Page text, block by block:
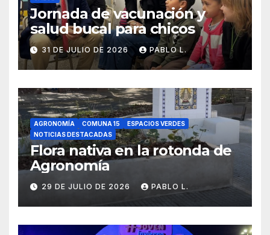
Jornada de vacunación y
salud bucal para chicos
31 DE JULIO DE 2026 PABLO L.
AGRONOMÍA COMUNA 15
ESPACIOS VERDES
NOTICIAS DESTACADAS
Flora nativa en la rotonda de
Agronomía
29 DE JULIO DE 2026 PABLO L.